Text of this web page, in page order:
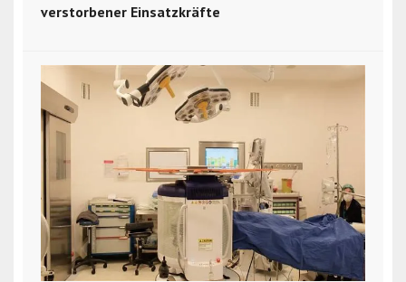
verstorbener Einsatzkräfte